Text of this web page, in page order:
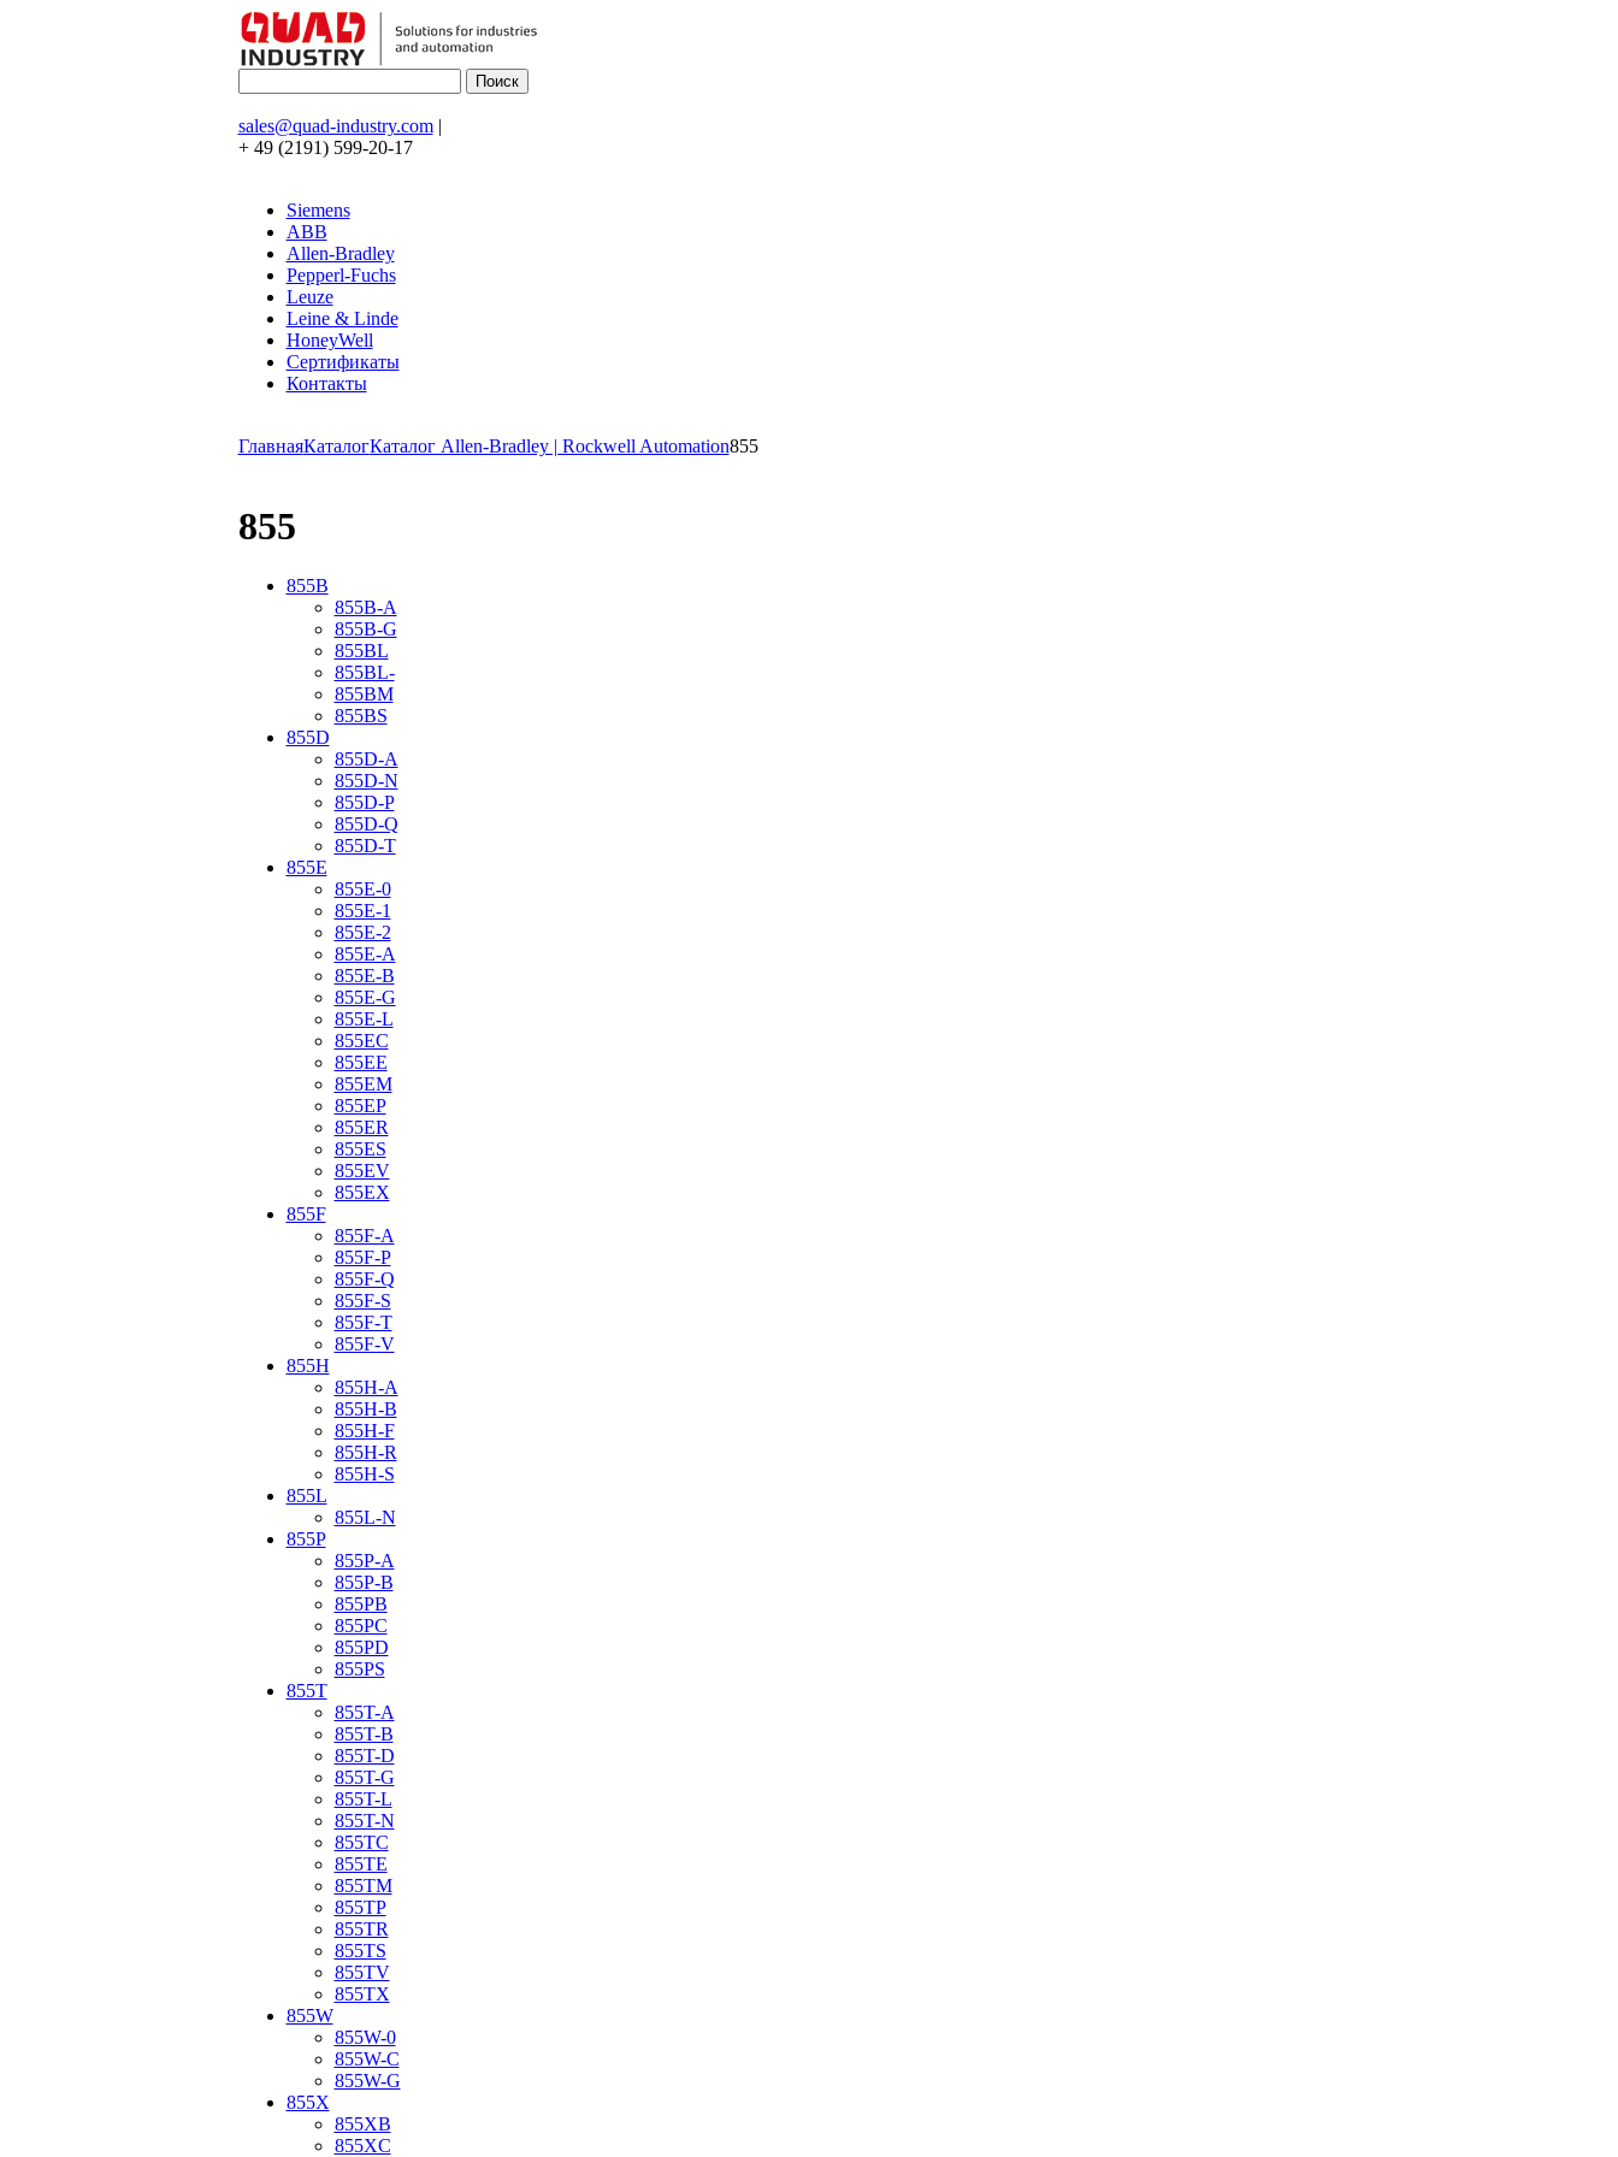
sales@quad-industry.com|
+ 49 (2191) 599-20-17
Siemens
ABB
Allen-Bradley
Pepperl-Fuchs
Leuze
Leine & Linde
HoneyWell
Сертификаты
Контакты
ГлавнаяКаталогКаталог Allen-Bradley | Rockwell Automation855
855
855B
855B-A
855B-G
855BL
855BL-
855BM
855BS
855D
855D-A
855D-N
855D-P
855D-Q
855D-T
855E
855E-0
855E-1
855E-2
855E-A
855E-B
855E-G
855E-L
855EC
855EE
855EM
855EP
855ER
855ES
855EV
855EX
855F
855F-A
855F-P
855F-Q
855F-S
855F-T
855F-V
855H
855H-A
855H-B
855H-F
855H-R
855H-S
855L
855L-N
855P
855P-A
855P-B
855PB
855PC
855PD
855PS
855T
855T-A
855T-B
855T-D
855T-G
855T-L
855T-N
855TC
855TE
855TM
855TP
855TR
855TS
855TV
855TX
855W
855W-0
855W-C
855W-G
855X
855XB
855XC